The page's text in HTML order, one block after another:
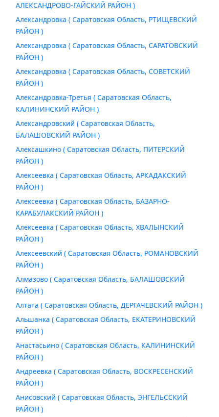
АЛЕКСАНДРОВО-ГАЙСКИЙ РАЙОН )
Александровка ( Саратовская Область, РТИЩЕВСКИЙ
РАЙОН )
Александровка ( Саратовская Область, САРАТОВСКИЙ
РАЙОН )
Александровка ( Саратовская Область, СОВЕТСКИЙ
РАЙОН )
Александровка-Третья ( Саратовская Область,
КАЛИНИНСКИЙ РАЙОН )
Александровский ( Саратовская Область,
БАЛАШОВСКИЙ РАЙОН )
Алексашкино ( Саратовская Область, ПИТЕРСКИЙ
РАЙОН )
Алексеевка ( Саратовская Область, АРКАДАКСКИЙ
РАЙОН )
Алексеевка ( Саратовская Область, БАЗАРНО-
КАРАБУЛАКСКИЙ РАЙОН )
Алексеевка ( Саратовская Область, ХВАЛЫНСКИЙ
РАЙОН )
Алексеевский ( Саратовская Область, РОМАНОВСКИЙ
РАЙОН )
Алмазово ( Саратовская Область, БАЛАШОВСКИЙ
РАЙОН )
Алтата ( Саратовская Область, ДЕРГАЧЕВСКИЙ РАЙОН )
Альшанка ( Саратовская Область, ЕКАТЕРИНОВСКИЙ
РАЙОН )
Анастасьино ( Саратовская Область, КАЛИНИНСКИЙ
РАЙОН )
Андреевка ( Саратовская Область, ВОСКРЕСЕНСКИЙ
РАЙОН )
Анисовский ( Саратовская Область, ЭНГЕЛЬССКИЙ
РАЙОН )